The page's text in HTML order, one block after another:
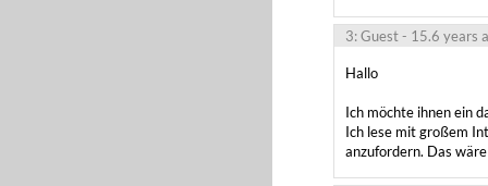
3: Guest- 15.6 years
Hallo
Ich möchte ihnen ein
Ich lese mit großem
anzufordern. Das